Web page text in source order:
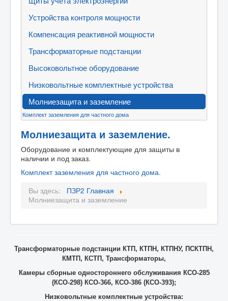
Контакты
Карта сайта
FAQ
ЦЕНЫ
Устройства контроля мощности
Компенсация реактивной мощности
Трансформаторные подстанции
Высоковольтное оборудование
Низковольтные комплектные устройства
Молниезащита и заземление
Комплект заземления для частного дома
Молниезащита и заземление.
Оборудование и комплектующие для защиты в
наличии и под заказ.
Комплект заземления для частного дома.
Вы здесь:
ПЗР2 Главная
Молниезащита и заземление
Трансформаторные подстанции КТП, КТПН, КТПНУ, ПСКТПН,
КМТП, КСТП, Трансформаторы,
Камеры сборные одностороннего обслуживания КСО-285
(КСО-298) КСО-366, КСО-386 (КСО-393);
Низковольтные комплектные устройства: